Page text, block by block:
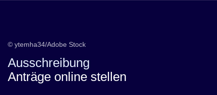
© ytemha34/Adobe Stock
Ausschreibung
Anträge online stellen